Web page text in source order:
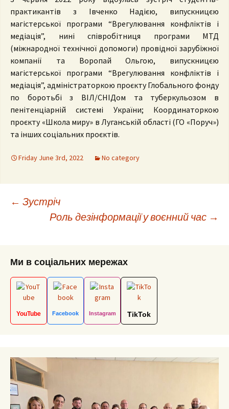
практикантів з Івченко Надією, випускницєю
магістерської програми “Врегулювання конфліктів і
медіація”, нині співробітниця програми МТД
(міжнародної технічної допомоги) провідної зарубіжної
компанії та Воропай Ольгою, випускницєю
магістерської програми “Врегулювання конфліктів і
медіація”, адміністраторкою проєкту Глобального фонду
по боротьбі з ВІЛ/СНІДом та туберкульозом в
пенітенціарній системі України; Координаторкою
проєкту «Школа миру» в Луганській області (ГО «Поруч»)
та інших соціальних проєктів.
Friday June 3rd, 2022 No category
Post
← Зустріч
Роль дезінформації у воєнний час →
Ми в соціальних мережах
YouTube Facebook Instagram TikTok